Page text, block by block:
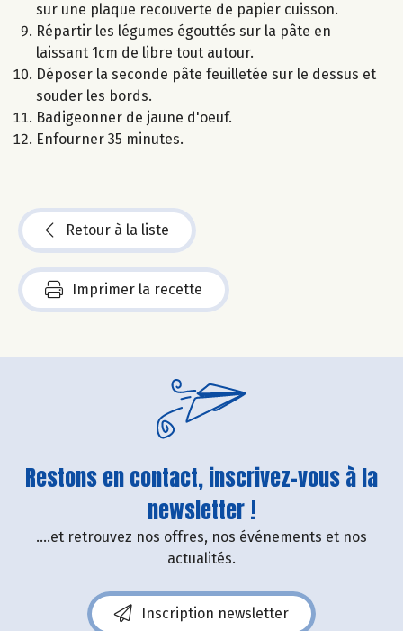
sur une plaque recouverte de papier cuisson.
Répartir les légumes égouttés sur la pâte en
laissant 1cm de libre tout autour.
Déposer la seconde pâte feuilletée sur le dessus et
souder les bords.
Badigeonner de jaune d'oeuf.
Enfourner 35 minutes.
Retour à la liste
Imprimer la recette
Restons en contact, inscrivez-vous à la
newsletter !
....et retrouvez nos offres, nos événements et nos
actualités.
Inscription newsletter